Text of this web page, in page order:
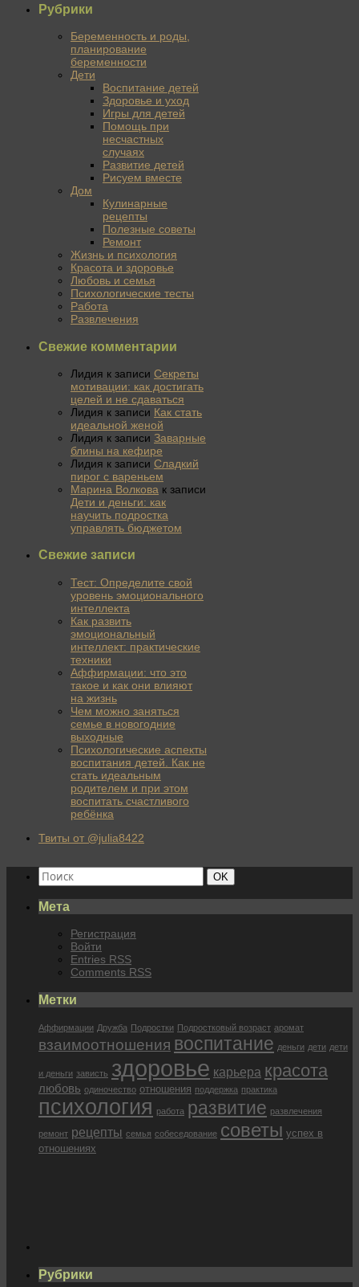
Рубрики
Беременность и роды,
планирование
беременности
Дети
Воспитание детей
Здоровье и уход
Игры для детей
Помощь при
несчастных
случаях
Развитие детей
Рисуем вместе
Дом
Кулинарные
рецепты
Полезные советы
Ремонт
Жизнь и психология
Красота и здоровье
Любовь и семья
Психологические тесты
Работа
Развлечения
Свежие комментарии
Лидия к записи Секреты
мотивации: как достигать
целей и не сдаваться
Лидия к записи Как стать
идеальной женой
Лидия к записи Заварные
блины на кефире
Лидия к записи Сладкий
пирог с вареньем
Марина Волкова к записи
Дети и деньги: как
научить подростка
управлять бюджетом
Свежие записи
Тест: Определите свой
уровень эмоционального
интеллекта
Как развить
эмоциональный
интеллект: практические
техники
Аффирмации: что это
такое и как они влияют
на жизнь
Чем можно заняться
семье в новогодние
выходные
Психологические аспекты
воспитания детей. Как не
стать идеальным
родителем и при этом
воспитать счастливого
ребёнка
Твиты от @julia8422
Найти: Поиск
OK
Мета
Регистрация
Войти
Entries RSS
Comments RSS
Метки
Аффирмации Дружба Подростки Подростковый возраст аромат
взаимоотношения воспитание деньги дети дети
и деньги зависть здоровье карьера красота
любовь одиночество отношения поддержка практика
психология работа развитие развлечения
ремонт рецепты семья собеседование советы успех в
отношениях
Рубрики